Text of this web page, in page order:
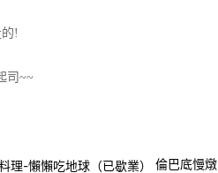
!
司~~
倫巴底慢燉